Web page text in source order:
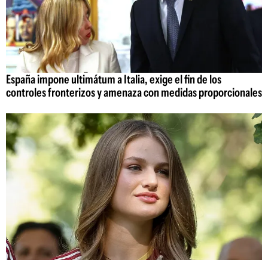
España impone ultimátum a Italia, exige el fin de los
controles fronterizos y amenaza con medidas proporcionales